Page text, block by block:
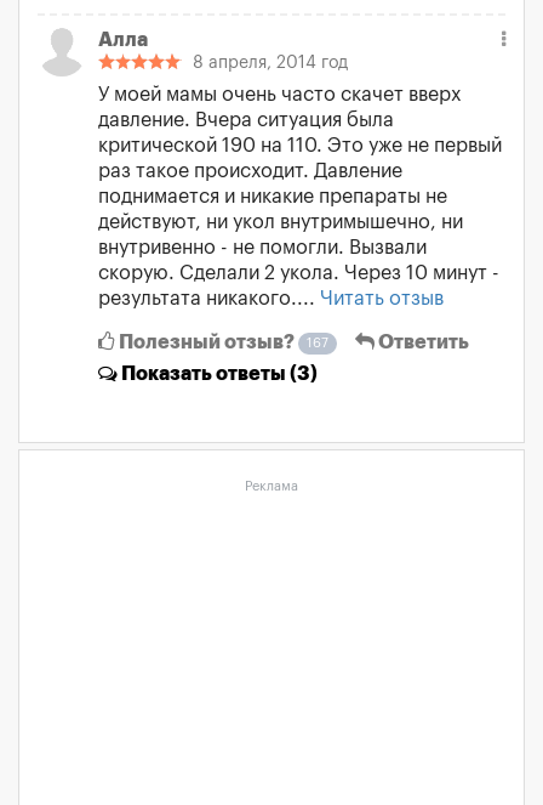
Алла
8 апреля, 2014 год
У моей мамы очень часто скачет вверх
давление. Вчера ситуация была
критической 190 на 110. Это уже не первый
раз такое происходит. Давление
поднимается и никакие препараты не
действуют, ни укол внутримышечно, ни
внутривенно - не помогли. Вызвали
скорую. Сделали 2 укола. Через 10 минут -
результата никакого.... Читать отзыв
Полезный отзыв? 167
Ответить
Показатьответы (3)
Реклама